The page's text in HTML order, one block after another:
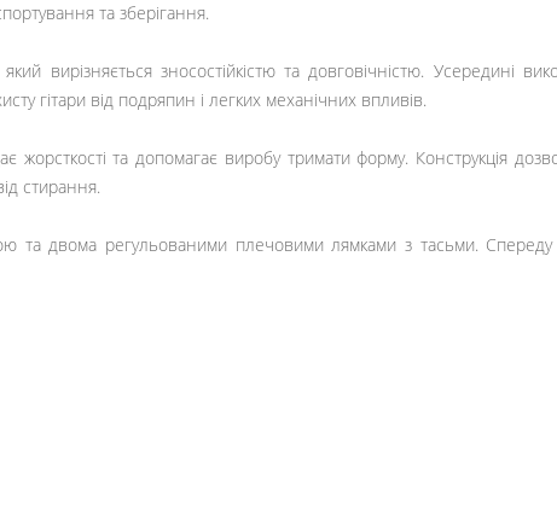
та зберігання.
вирізняється зносостійкістю та довговічністю. Усередині
гітари від подряпин і легких механічних впливів.
та допомагає виробу тримати форму. Конструкція
стирання.
двома регульованими плечовими лямками з тасьми. Спереду